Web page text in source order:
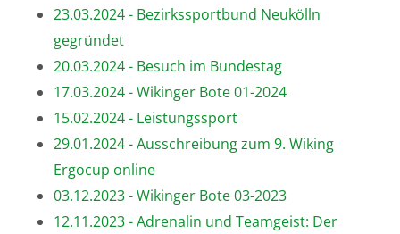
23.03.2024 - Bezirkssportbund Neukölln
gegründet
20.03.2024 - Besuch im Bundestag
17.03.2024 - Wikinger Bote 01-2024
15.02.2024 - Leistungssport
29.01.2024 - Ausschreibung zum 9. Wiking
Ergocup online
03.12.2023 - Wikinger Bote 03-2023
12.11.2023 - Adrenalin und Teamgeist: Der